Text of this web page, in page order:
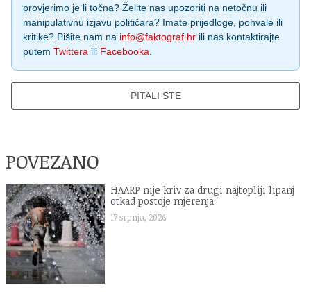
provjerimo je li točna? Želite nas upozoriti na netočnu ili
manipulativnu izjavu političara? Imate prijedloge, pohvale ili
kritike? Pišite nam na info@faktograf.hr ili nas kontaktirajte
putem Twittera ili Facebooka
PITALI STE
POVEZANO
HAARP nije kriv za drugi najtopliji lipanj
otkad postoje mjerenja
17 srpnja, 2026